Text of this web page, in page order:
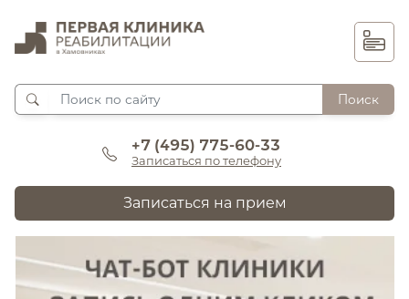
Поиск
+7 (495) 775-60-33
Записаться по телефону
Записаться на прием